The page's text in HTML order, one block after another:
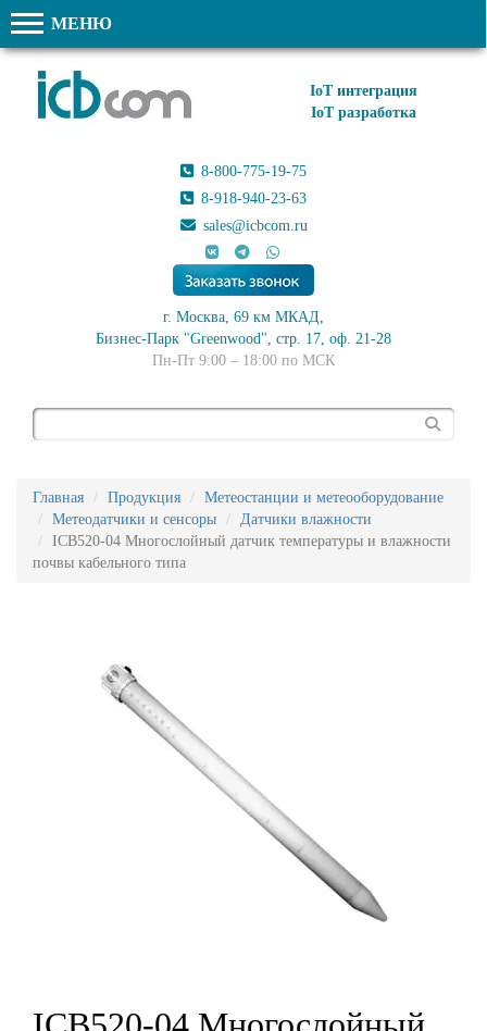
МЕНЮ
IoT интеграция
IoT разработка
8-800-775-19-75
8-918-940-23-63
sales@icbcom.ru
г. Москва, 69 км МКАД,
Бизнес-Парк "Greenwood", стр. 17, оф. 21-28
Пн-Пт 9:00 – 18:00 по МСК
Главная Продукция
Метеостанции и метеооборудование
Метеодатчики и сенсоры
Датчики влажности
ICB520-04 Многослойный датчик температуры и влажности
почвы кабельного типа